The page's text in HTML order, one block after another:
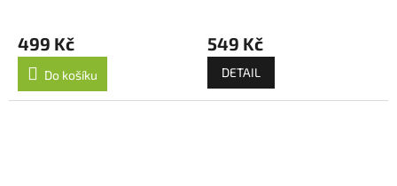
499 Kč
Do košíku
549 Kč
DETAIL